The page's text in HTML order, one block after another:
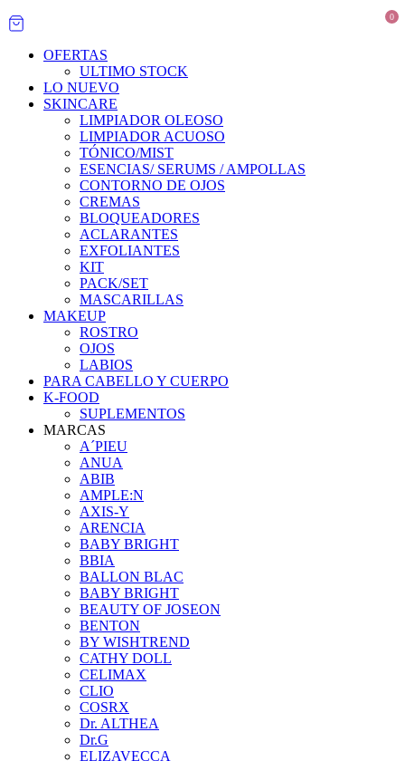
0
OFERTAS
ULTIMO STOCK
LO NUEVO
SKINCARE
LIMPIADOR OLEOSO
LIMPIADOR ACUOSO
TÓNICO/MIST
ESENCIAS/ SERUMS / AMPOLLAS
CONTORNO DE OJOS
CREMAS
BLOQUEADORES
ACLARANTES
EXFOLIANTES
KIT
PACK/SET
MASCARILLAS
MAKEUP
ROSTRO
OJOS
LABIOS
PARA CABELLO Y CUERPO
K-FOOD
SUPLEMENTOS
MARCAS
A´PIEU
ANUA
ABIB
AMPLE:N
AXIS-Y
ARENCIA
BABY BRIGHT
BBIA
BALLON BLAC
BABY BRIGHT
BEAUTY OF JOSEON
BENTON
BY WISHTREND
CATHY DOLL
CELIMAX
CLIO
COSRX
Dr. ALTHEA
Dr.G
ELIZAVECCA